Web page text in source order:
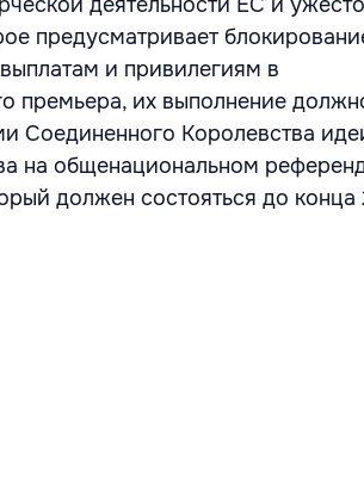
деятельности ЕС и
предусматривает
и привилегиям в
премьера, их выполнение
Соединенного Королевства
на общенациональном
должен состояться до конца